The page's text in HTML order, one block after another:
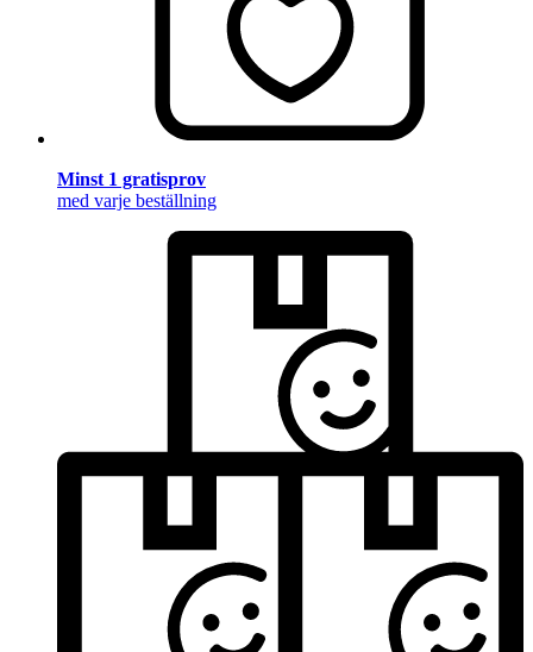
Minst 1 gratisprov
med varje beställning